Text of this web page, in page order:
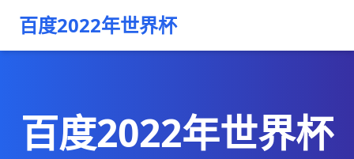
百度2022年世界杯
百度2022年世界杯